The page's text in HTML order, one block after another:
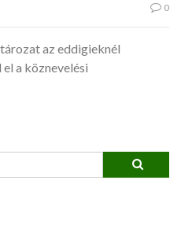
0
az eddigieknél
a köznevelési